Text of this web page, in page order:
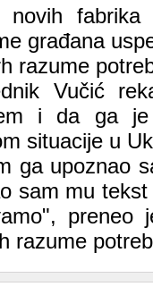
novih
građana
razume
Vučić
i da ga je
situacije u
ga upoznao
sam mu
preneo
razume